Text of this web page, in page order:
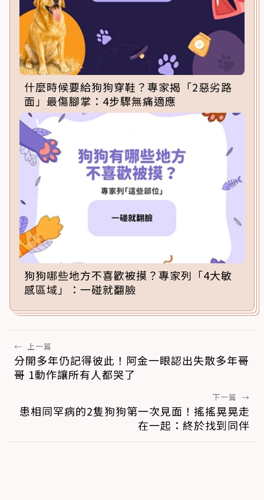
什麼時候要給狗狗穿鞋？專家揭「2惡劣路
面」最傷腳掌：4步驟無痛適應
狗狗哪些地方不喜歡被摸？專家列「4大敏
感區域」：一碰就翻臉
← 上一篇
分開多年仍記得彼此！阿金一眼認出失散多年哥
哥 1動作讓所有人都哭了
下一篇 →
患相同罕病的2隻狗狗第一次見面！搖搖晃晃走
在一起：終於找到同伴